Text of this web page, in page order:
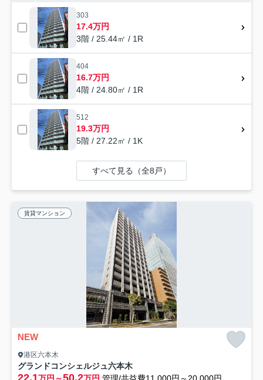
303
17.4万円
3階 / 25.44㎡ / 1R
404
16.7万円
4階 / 24.80㎡ / 1R
512
19.3万円
5階 / 27.22㎡ / 1K
すべて見る（全8戸）
賃貸マンション
NEW
港区六本木
グランドコンシェルジュ六本木